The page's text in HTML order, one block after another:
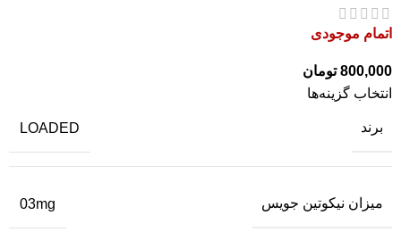
اتمام موجودی
800,000 تومان
انتخاب گزینه‌ها
برند LOADED
میزان نیکوتین جویس 03mg